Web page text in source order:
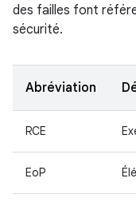
des failles font
sécurité.
Abréviation
RCE
EoP